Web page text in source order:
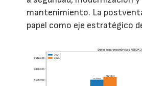
mantenimiento. La
papel como eje estratégico